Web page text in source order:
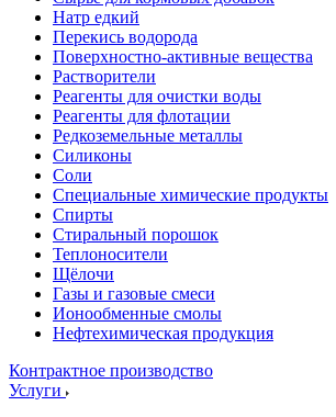
Натр едкий
Перекись водорода
Поверхностно-активные вещества
Растворители
Реагенты для очистки воды
Реагенты для флотации
Редкоземельные металлы
Силиконы
Соли
Специальные химические продукты
Спирты
Стиральный порошок
Теплоносители
Щёлочи
Газы и газовые смеси
Ионообменные смолы
Нефтехимическая продукция
Контрактное производство
Услуги